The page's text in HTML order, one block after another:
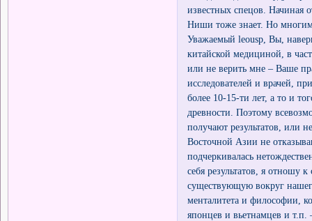
известных спецов. Начиная
Ниши тоже знает. Но многим
Уважаемый leousp, Вы,
китайской медициной, в
или не верить мне – Ваше
исследователей и врачей,
более 10-15-ти лет, а то и
древности. Поэтому
получают результатов, или
Восточной Азии не
подчеркивалась
себя результатов, я
существующую вокруг
менталитета и философии,
японцев и вьетнамцев и